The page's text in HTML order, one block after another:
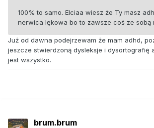
100% to samo. Elciaa wiesz że Ty masz
nerwica lękowa bo to zawsze coś ze sobą
Już od dawna podejrzewam że mam adhd,
jeszcze stwierdzoną dysleksje i dysortografię
jest wszystko.
brum.brum